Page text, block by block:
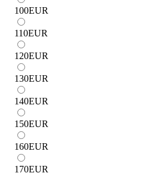
100EUR
110EUR
120EUR
130EUR
140EUR
150EUR
160EUR
170EUR